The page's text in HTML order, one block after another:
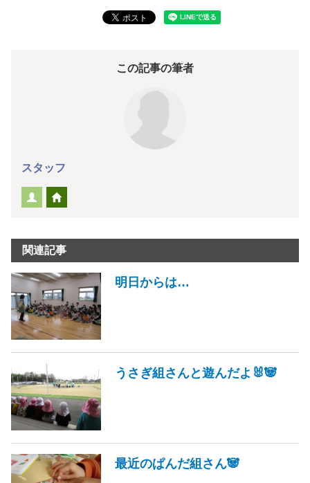
この記事の筆者
スタッフ
関連記事
明日からは…
うさぎ組さんと遊んだよ🐰🐼
最近のぱんだ組さん🐼